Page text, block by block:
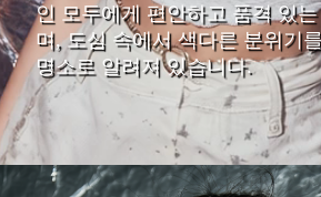
인 모두에게 편안하고 품격 있
며, 도심 속에서 색다른 분위기
명소로 알려져 있습니다.